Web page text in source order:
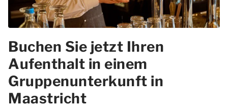
Buchen Sie jetzt Ihren
Aufenthalt in einem
Gruppenunterkunft in
Maastricht